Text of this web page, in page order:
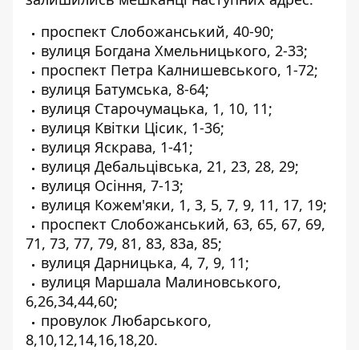
проспект Слобожанський, 40-90;
вулиця Богдана Хмельницького, 2-33;
проспект Петра Калнишевського, 1-72;
вулиця Батумська, 8-64;
вулиця Старочумацька, 1, 10, 11;
вулиця Квітки Цісик, 1-36;
вулиця Яскрава, 1-41;
вулиця Дебальцівська, 21, 23, 28, 29;
вулиця Осіння, 7-13;
вулиця Кожем'яки, 1, 3, 5, 7, 9, 11, 17, 19;
проспект Слобожанський, 63, 65, 67, 69,
71, 73, 77, 79, 81, 83, 83а, 85;
вулиця Дарницька, 4, 7, 9, 11;
вулиця Маршала Малиновського,
6,26,34,44,60;
провулок Любарського,
8,10,12,14,16,18,20.